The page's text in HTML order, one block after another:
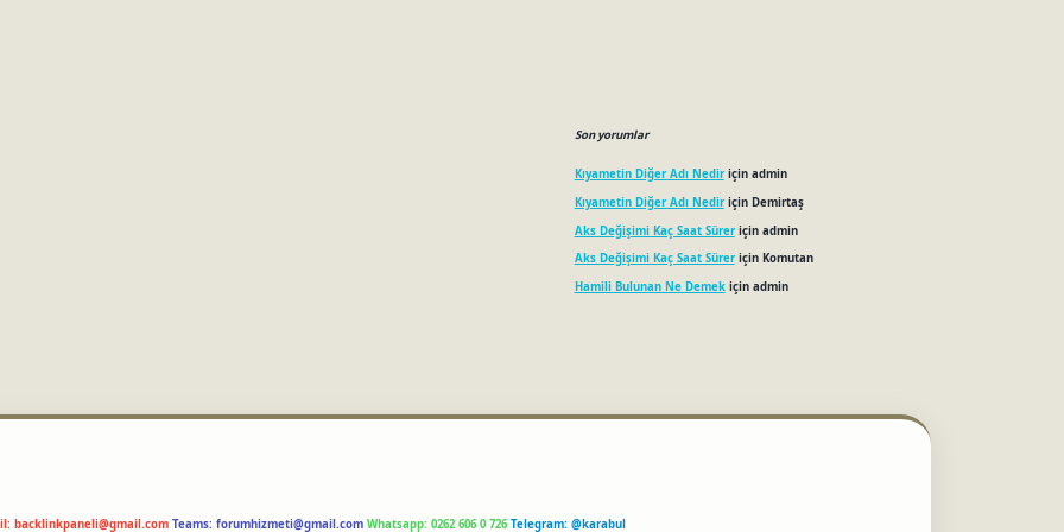
Son yorumlar
Kıyametin Diğer Adı Nediriçin admin
Kıyametin Diğer Adı Nediriçin Demirtaş
Aks Değişimi Kaç Saat Süreriçin admin
Aks Değişimi Kaç Saat Süreriçin Komutan
Hamili Bulunan Ne Demekiçin admin
backlinkpaneli@gmail.com Teams: forumhizmeti@gmail.com Whatsapp: 0262 606 0 726 Telegram: @karabul